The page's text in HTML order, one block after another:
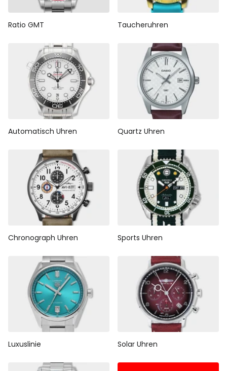
Ratio GMT Taucheruhren
Automatisch Uhren Quartz Uhren
Chronograph Uhren Sports Uhren
Luxuslinie Solar Uhren